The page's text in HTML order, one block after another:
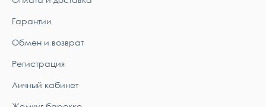
Гарантии
Обмен и возврат
Регистрация
Личный кабинет